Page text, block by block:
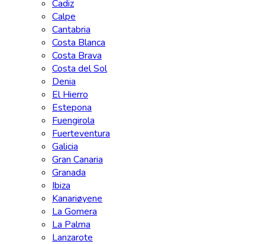
Cadiz
Calpe
Cantabria
Costa Blanca
Costa Brava
Costa del Sol
Denia
El Hierro
Estepona
Fuengirola
Fuerteventura
Galicia
Gran Canaria
Granada
Ibiza
Kanariøyene
La Gomera
La Palma
Lanzarote